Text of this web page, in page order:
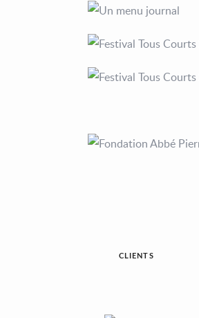
CLIENTS